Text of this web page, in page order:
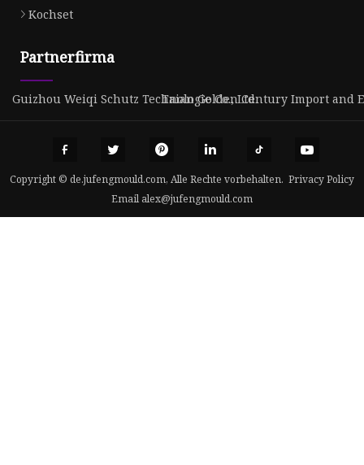
Kochset
Partnerfirma
Guizhou Weiqi Schutz Technologie Co., LtdTaian Golden Century Import and
Copyright © de.jufengmould.com, Alle Rechte vorbehalten. Privacy Policy
Email alex@jufengmould.com